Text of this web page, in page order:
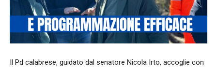
Il Pd calabrese, guidato dal senatore Nicola Irto, accoglie con